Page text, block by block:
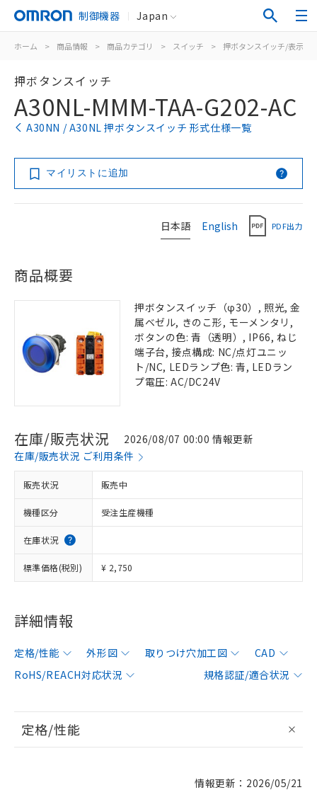
制御機器 Japan
ホーム > 商品情報 > 商品カテゴリ > スイッチ > 押ボタンスイッチ/表示灯
押ボタンスイッチ
A30NL-MMM-TAA-G202-AC
A30NN / A30NL 押ボタンスイッチ 形式仕様一覧
マイリストに追加
日本語 English PDF出力
商品概要
押ボタンスイッチ（φ30）, 照光, 金
属ベゼル, きのこ形, モーメンタリ,
ボタンの色: 青（透明）, IP66, ねじ
端子台, 接点構成: NC/点灯ユニッ
ト/NC, LEDランプ色: 青, LEDラン
プ電圧: AC/DC24V
在庫/販売状況
2026/08/07 00:00 情報更新
在庫/販売状況 ご利用条件
販売状況 販売中
機種区分 受注生産機種
在庫状況
標準価格(税別) ¥ 2,750
詳細情報
定格/性能 外形図 取りつけ穴加工図
CAD
RoHS/REACH対応状況
規格認証/適合状況
定格/性能
情報更新：2026/05/21